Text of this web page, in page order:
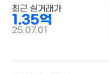
최근 실거래가
1.35억
25.07.01